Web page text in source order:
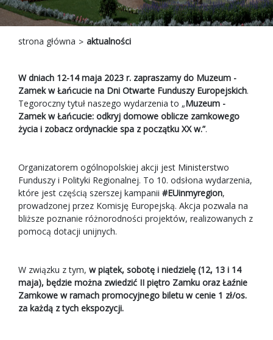
strona główna aktualności
W dniach 12-14 maja 2023 r. zapraszamy do Muzeum -
Zamek w Łańcucie na Dni Otwarte Funduszy Europejskich.
Tegoroczny tytuł naszego wydarzenia to „Muzeum -
Zamek w Łańcucie: odkryj domowe oblicze zamkowego
życia i zobacz ordynackie spa z początku XX w.”.
Organizatorem ogólnopolskiej akcji jest Ministerstwo
Funduszy i Polityki Regionalnej. To 10. odsłona wydarzenia,
które jest częścią szerszej kampanii #EUinmyregion,
prowadzonej przez Komisję Europejską. Akcja pozwala na
bliższe poznanie różnorodności projektów, realizowanych z
pomocą dotacji unijnych.
W związku z tym, w piątek, sobotę i niedzielę (12, 13 i 14
maja), będzie można zwiedzić II piętro Zamku oraz Łaźnie
Zamkowe w ramach promocyjnego biletu w cenie 1 zł/os.
za każdą z tych ekspozycji.